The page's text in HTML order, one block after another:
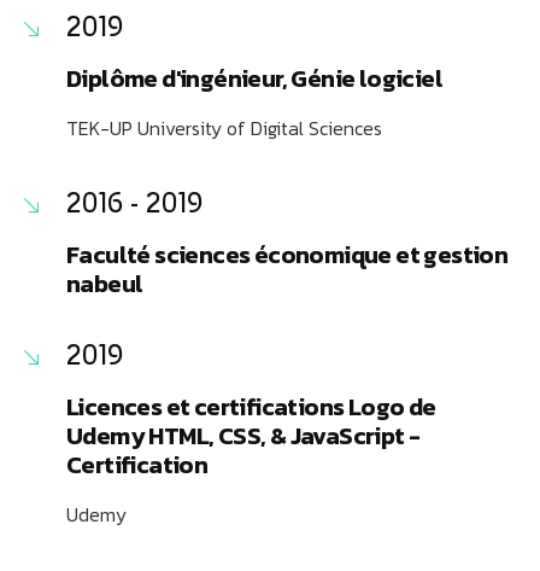
2019
Diplôme d'ingénieur, Génie logiciel
TEK-UP University of Digital Sciences
2016 - 2019
Faculté sciences économique et gestion
nabeul
2019
Licences et certifications Logo de
Udemy HTML, CSS, & JavaScript -
Certification
Udemy